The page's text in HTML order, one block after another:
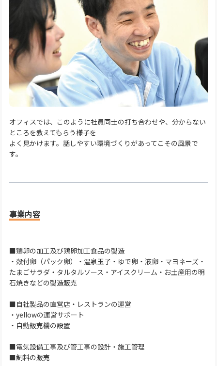
オフィスでは、このように社員同士の打ち合わせや、分からない
ところを教えてもらう様子を
よく見かけます。話しやすい環境づくりがあってこその風景で
す。
事業内容
■鶏卵の加工及び鶏卵加工食品の製造
・殻付卵（パック卵）・温泉玉子・ゆで卵・液卵・マヨネーズ・
たまごサラダ・タルタルソース・アイスクリーム・お土産用の明
石焼きなどの製造販売
■自社製品の直営店・レストランの運営
・yellowの運営サポート
・自動販売機の設置
■電気設備工事及び管工事の設計・施工管理
■飼料の販売